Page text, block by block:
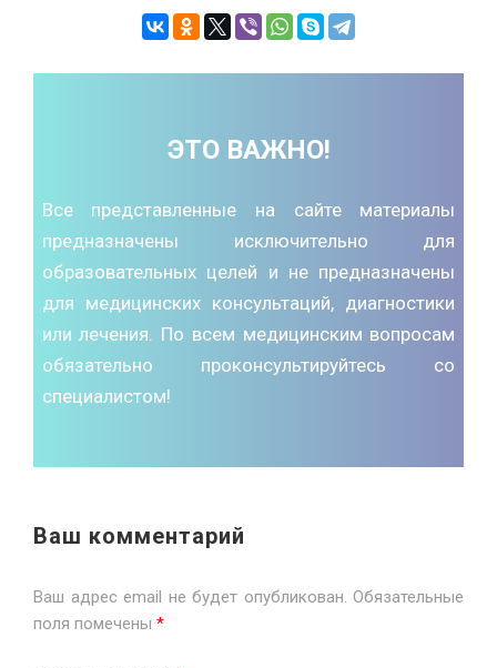
ЭТО ВАЖНО!
Все представленные на сайте материалы
предназначены исключительно для
образовательных целей и не предназначены
для медицинских консультаций, диагностики
или лечения. По всем медицинским вопросам
обязательно проконсультируйтесь со
специалистом!
Ваш комментарий
Ваш адрес email не будет опубликован. Обязательные
поля помечены *